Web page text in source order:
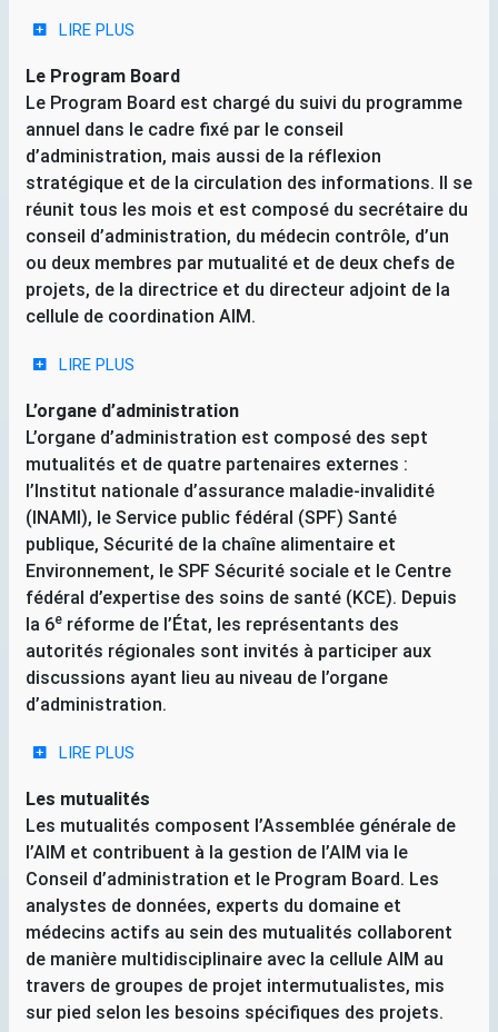
LIRE PLUS
Le Program Board
Le Program Board est chargé du suivi du programme
annuel dans le cadre fixé par le conseil
d’administration, mais aussi de la réflexion
stratégique et de la circulation des informations. Il se
réunit tous les mois et est composé du secrétaire du
conseil d’administration, du médecin contrôle, d’un
ou deux membres par mutualité et de deux chefs de
projets, de la directrice et du directeur adjoint de la
cellule de coordination AIM.
LIRE PLUS
L’organe d’administration
L’organe d’administration est composé des sept
mutualités et de quatre partenaires externes :
l’Institut nationale d’assurance maladie-invalidité
(INAMI), le Service public fédéral (SPF) Santé
publique, Sécurité de la chaîne alimentaire et
Environnement, le SPF Sécurité sociale et le Centre
fédéral d’expertise des soins de santé (KCE). Depuis
la 6e réforme de l’État, les représentants des
autorités régionales sont invités à participer aux
discussions ayant lieu au niveau de l’organe
d’administration.
LIRE PLUS
Les mutualités
Les mutualités composent l’Assemblée générale de
l’AIM et contribuent à la gestion de l’AIM via le
Conseil d’administration et le Program Board. Les
analystes de données, experts du domaine et
médecins actifs au sein des mutualités collaborent
de manière multidisciplinaire avec la cellule AIM au
travers de groupes de projet intermutualistes, mis
sur pied selon les besoins spécifiques des projets.